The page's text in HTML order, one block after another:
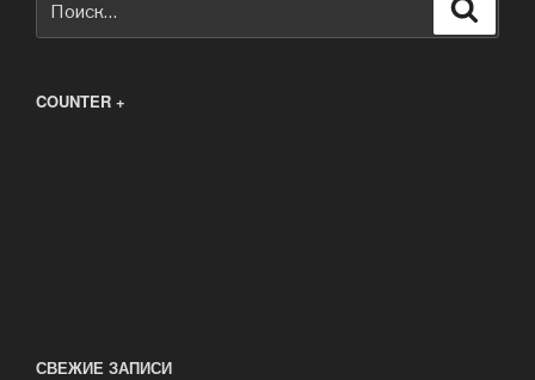
COUNTER +
СВЕЖИЕ ЗАПИСИ